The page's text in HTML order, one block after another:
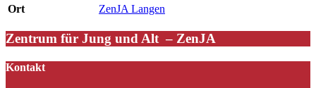
Ort
ZenJA Langen
Zentrum für Jung und Alt – ZenJA
Kontakt